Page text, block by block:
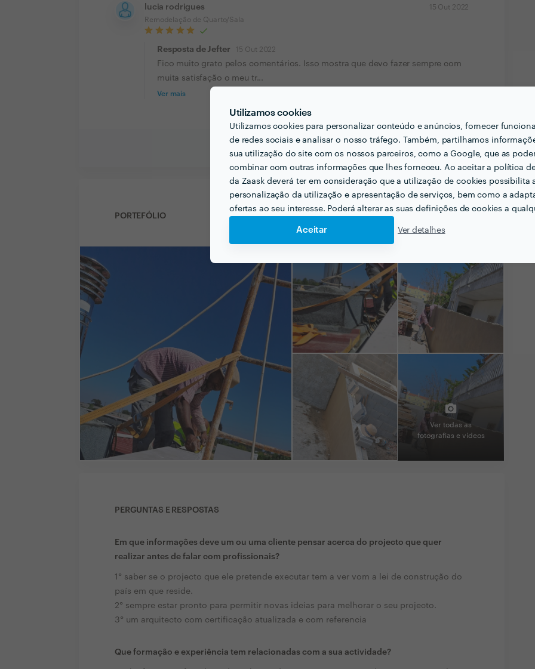
Utilizamos cookies
Utilizamos cookies para personalizar conteúdo e anúncios, fornecer
de redes sociais e analisar o nosso tráfego. Também, partilhamos
sua utilização do site com os nossos parceiros, como a Google, que as
combinar com outras informações que lhes forneceu. Ao aceitar a política
da Zaask deverá ter em consideração que a utilização de cookies possibilita
personalização da utilização e apresentação de serviços, bem como a
ofertas ao seu interesse. Poderá alterar as suas definições de cookies a
Aceitar Ver detalhes
lucia rodrigues
Remodelação de Quarto/Sala
15 Out 2022
Resposta de Jefter 15 Out 2022
Fico muito grato pelos comentários. Isso mostra que devo fazer sempre com
muita satisfação o meu tr...
Ver mais
Ver mais
PORTEFÓLIO
Ver todas as
fotografias e vídeos
PERGUNTAS E RESPOSTAS
Em que informações deve um ou uma cliente pensar acerca do projecto que quer
realizar antes de falar com profissionais?
1° saber se o projecto que ele pretende executar tem a ver vom a lei de construção do
país em que reside.
2° sempre estar pronto para permitir novas ideias para melhorar o seu projecto.
3° um arquitecto com certificação atualizada e com referencia
Que formação e experiência tem relacionadas com a sua actividade?